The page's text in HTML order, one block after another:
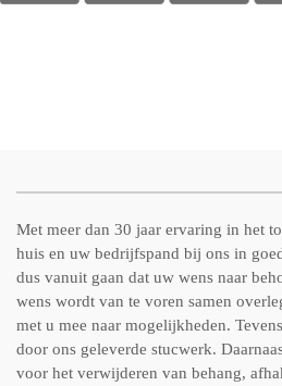
Met meer dan 30 jaar ervaring in het
huis en uw bedrijfspand bij ons in
dus vanuit gaan dat uw wens naar
wens wordt van te voren samen
met u mee naar mogelijkheden.
door ons geleverde stucwerk.
voor het verwijderen van behang,